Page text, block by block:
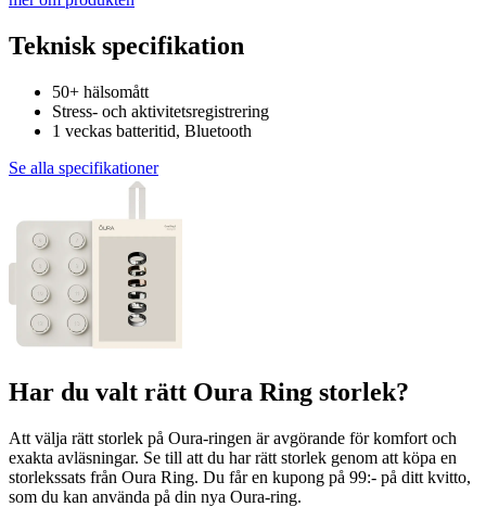
Teknisk specifikation
50+ hälsomått
Stress- och aktivitetsregistrering
1 veckas batteritid, Bluetooth
Se alla specifikationer
Har du valt rätt Oura Ring storlek?
Att välja rätt storlek på Oura-ringen är avgörande för komfort och
exakta avläsningar. Se till att du har rätt storlek genom att köpa en
storlekssats från Oura Ring. Du får en kupong på 99:- på ditt kvitto,
som du kan använda på din nya Oura-ring.